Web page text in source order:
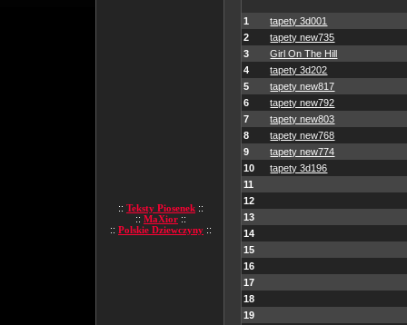
:: Teksty Piosenek ::
:: MaXior ::
:: Polskie Dziewczyny ::
1
tapety 3d001
2
tapety new735
3
Girl On The Hill
4
tapety 3d202
5
tapety new817
6
tapety new792
7
tapety new803
8
tapety new768
9
tapety new774
10
tapety 3d196
11
12
13
14
15
16
17
18
19